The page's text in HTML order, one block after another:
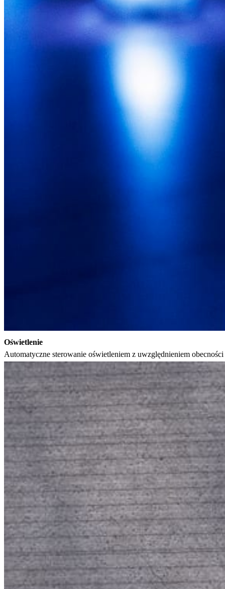
Oświetlenie
Automatyczne sterowanie oświetleniem z uwzględnieniem